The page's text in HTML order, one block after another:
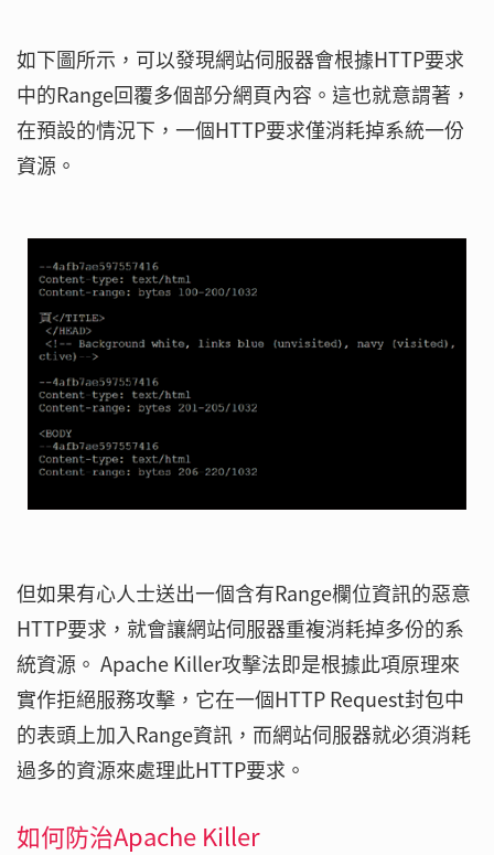
如下圖所示，可以發現網站伺服器會根據HTTP要求
中的Range回覆多個部分網頁內容。這也就意謂著，
在預設的情況下，一個HTTP要求僅消耗掉系統一份
資源。
但如果有心人士送出一個含有Range欄位資訊的惡意
HTTP要求，就會讓網站伺服器重複消耗掉多份的系
統資源。 Apache Killer攻擊法即是根據此項原理來
實作拒絕服務攻擊，它在一個HTTP Request封包中
的表頭上加入Range資訊，而網站伺服器就必須消耗
過多的資源來處理此HTTP要求。
如何防治Apache Killer